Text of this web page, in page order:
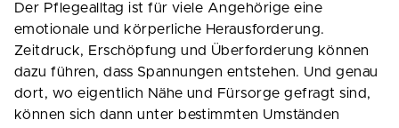
Der Pflegealltag ist für viele Angehörige eine
emotionale und körperliche Herausforderung.
Zeitdruck, Erschöpfung und Überforderung können
dazu führen, dass Spannungen entstehen. Und genau
dort, wo eigentlich Nähe und Fürsorge gefragt sind,
können sich dann unter bestimmten Umständen